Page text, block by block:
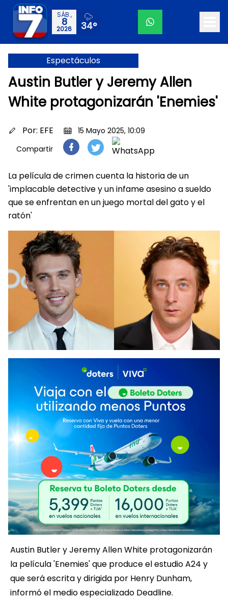
SÁB.,
8
2026 34°
Espectáculos
Austin Butler y Jeremy Allen
White protagonizarán 'Enemies'
Por: EFE
15 Mayo 2025, 10:09
Compartir
La película de crimen cuenta la historia de un
'implacable detective y un infame asesino a sueldo
que se enfrentan en un juego mortal del gato y el
ratón'
Austin Butler y Jeremy Allen White protagonizarán
la película 'Enemies' que produce el estudio A24 y
que será escrita y dirigida por Henry Dunham,
informó el medio especializado Deadline.